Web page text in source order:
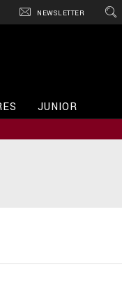
NEWSLETTER
JUNIOR